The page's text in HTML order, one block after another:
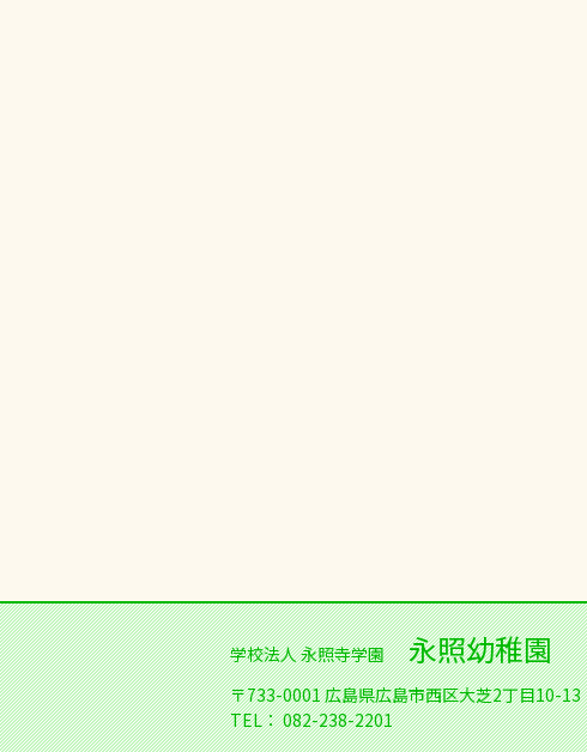
学校法人 永照寺学園 永照幼稚園
〒733-0001広島県広島市西区大芝2丁目10-13
TEL：082-238-2201